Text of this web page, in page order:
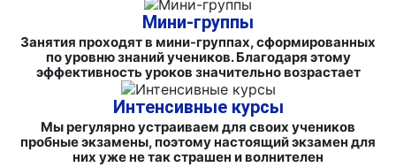
Мини-группы
Занятия проходят в мини-группах, сформированных
по уровню знаний учеников. Благодаря этому
эффективность уроков значительно возрастает
Интенсивные курсы
Мы регулярно устраиваем для своих учеников
пробные экзамены, поэтому настоящий экзамен для
них уже не так страшен и волнителен